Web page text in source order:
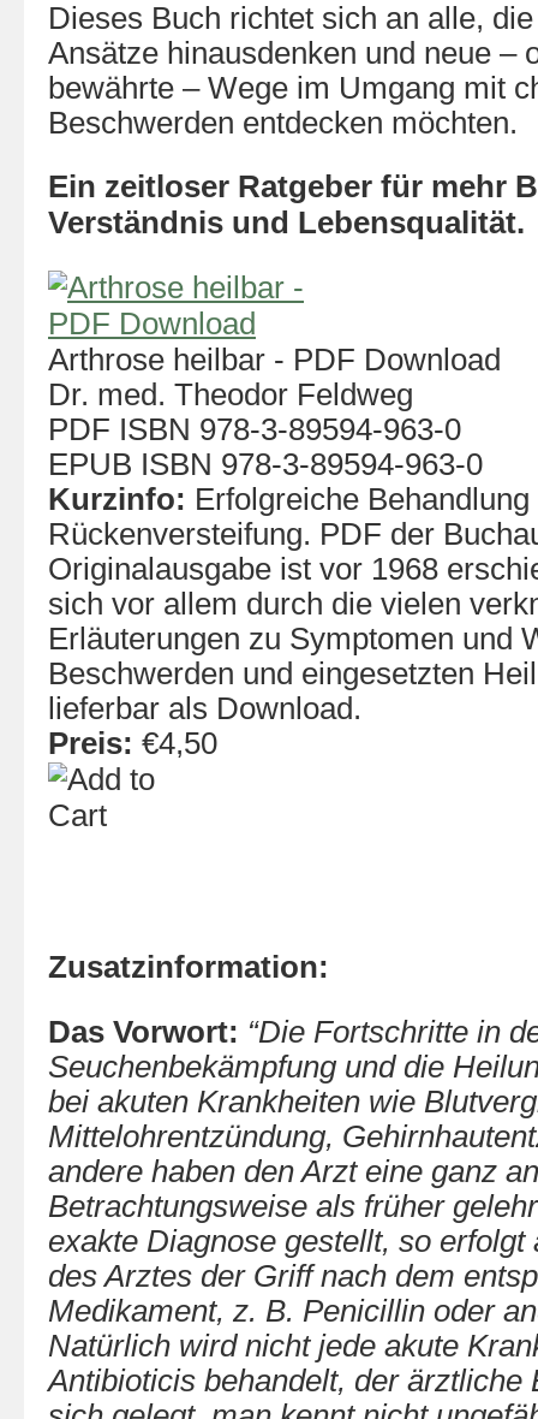
Dieses Buch richtet sich an alle,
Ansätze hinausdenken und neue –
bewährte – Wege im Umgang mit
Beschwerden entdecken möchten.
Ein zeitloser Ratgeber für mehr
Verständnis und Lebensqualität.
Arthrose heilbar - PDF Download
Dr. med. Theodor Feldweg
PDF ISBN 978-3-89594-963-0
EPUB ISBN 978-3-89594-963-0
Kurzinfo: Erfolgreiche
Rückenversteifung. PDF der
Originalausgabe ist vor 1968
sich vor allem durch die vielen
Erläuterungen zu Symptomen und
Beschwerden und eingesetzten
lieferbar als Download.
Preis: €4,50
Zusatzinformation:
Das Vorwort: “Die Fortschritte in
Seuchenbekämpfung und die
bei akuten Krankheiten wie
Mittelohrentzündung,
andere haben den Arzt eine ganz
Betrachtungsweise als früher
exakte Diagnose gestellt, so
des Arztes der Griff nach dem
Medikament, z. B. Penicillin oder
Natürlich wird nicht jede akute
Antibioticis behandelt, der ärztliche